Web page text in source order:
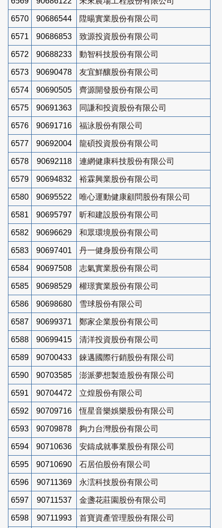
6570 90686544 陞暘實業股份有限公司
6571 90686853 致源投資股份有限公司
6572 90688233 動智科技股份有限公司
6573 90690478 友宜鮮釀股份有限公司
6574 90690505 齊源開發股份有限公司
6575 90691363 同謙和投資股份有限公司
6576 90691716 福泳股份有限公司
6577 90692004 龍碩投資股份有限公司
6578 90692118 連網健康科技股份有限公司
6579 90694832 裕霖興業股份有限公司
6580 90695522 唯心運動健康顧問股份有限公司
6581 90695797 昕和建設股份有限公司
6582 90696629 和眾環境股份有限公司
6583 90697401 丹一健身股份有限公司
6584 90697508 志氣實業股份有限公司
6585 90698529 權璟實業股份有限公司
6586 90698680 雪球股份有限公司
6587 90699371 鄭家企業股份有限公司
6588 90699415 清洋投資股份有限公司
6589 90700433 錸邁國際行銷股份有限公司
6590 90703585 澎派夢想製造股份有限公司
6591 90704472 立煌股份有限公司
6592 90709716 恆星音樂娛樂股份有限公司
6593 90709878 夠力台灣股份有限公司
6594 90710636 安鑄成就事業股份有限公司
6595 90710690 石居伯股份有限公司
6596 90711369 永澐科技股份有限公司
6597 90711537 金盞花莊園股份有限公司
6598 90711993 首寶資產管理股份有限公司